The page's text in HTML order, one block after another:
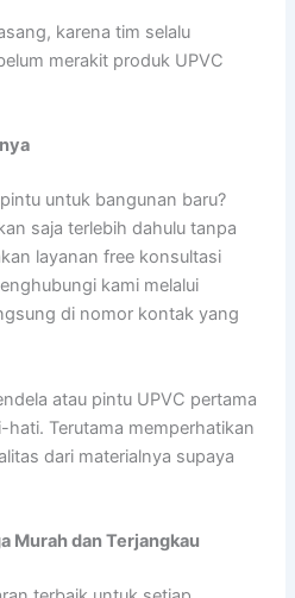
karena tim selalu
merakit produk UPVC
untuk bangunan baru?
saja terlebih dahulu tanpa
layanan free konsultasi
kami melalui
di nomor kontak yang
atau pintu UPVC pertama
Terutama memperhatikan
dari materialnya supaya
Murah dan Terjangkau